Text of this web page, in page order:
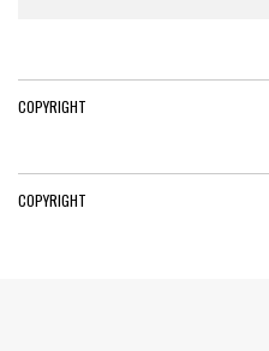
COPYRIGHT
COPYRIGHT